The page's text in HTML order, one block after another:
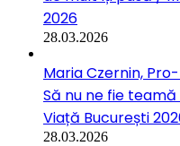
2026
28.03.2026
Maria Czernin,
Să nu ne fie
Viață București
28.03.2026